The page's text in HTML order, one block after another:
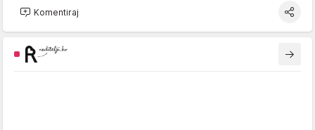
Komentiraj